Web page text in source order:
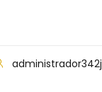
administrador342j